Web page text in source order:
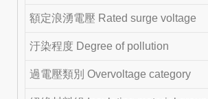
額定浪湧電壓 Rated surge voltage
汙染程度 Degree of pollution
過電壓類別 Overvoltage category